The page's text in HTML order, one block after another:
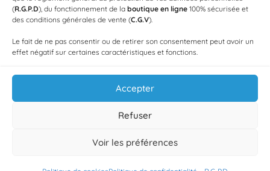
(R.G.P.D), du fonctionnement de la boutique en ligne 100% sécurisée et
des conditions générales de vente (C.G.V).
Le fait de ne pas consentir ou de retirer son consentement peut avoir un
effet négatif sur certaines caractéristiques et fonctions.
Accepter
Refuser
Voir les préférences
18,00€
4,20€